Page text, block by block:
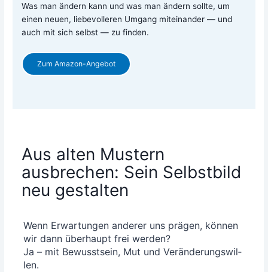
Was man ändern kann und was man ändern soll­te, um
einen neu­en, lie­be­vol­le­ren Umgang mit­ein­an­der — und
auch mit sich selbst — zu finden.
Zum Ama­zon-Ange­bot
Aus alten Mustern
ausbrechen: Sein Selbstbild
neu gestalten
Wenn Erwar­tun­gen ande­rer uns prä­gen, kön­nen
wir dann über­haupt frei wer­den?
Ja – mit Bewusst­sein, Mut und Ver­än­de­rungs­wil­
len.